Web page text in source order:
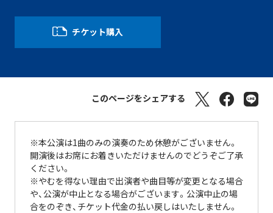
チケット購入
このページをシェアする
※本公演は1曲のみの演奏のため休憩がございません。
開演後はお席にお着きいただけませんのでどうぞご了承
ください。
※やむを得ない理由で出演者や曲目等が変更となる場合
や、公演が中止となる場合がございます。公演中止の場
合をのぞき、チケット代金の払い戻しはいたしません。